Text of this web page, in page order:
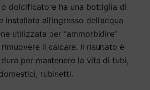
dolcificatore ha una bottiglia di
installata all’ingresso dell’acqua
utilizzata per “ammorbidire”
rimuovere il calcare. Il risultato è
dura per mantenere la vita di tubi,
rubinetti.